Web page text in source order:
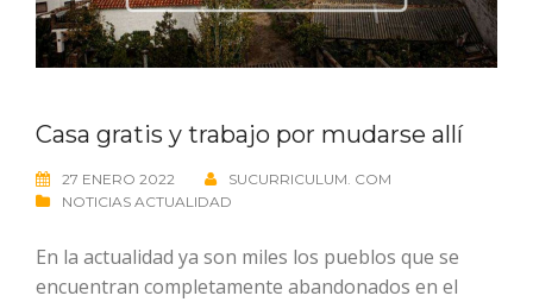
Casa gratis y trabajo por mudarse allí
27 ENERO 2022
SUCURRICULUM. COM
NOTICIAS ACTUALIDAD
En la actualidad ya son miles los pueblos que se
encuentran completamente abandonados en el